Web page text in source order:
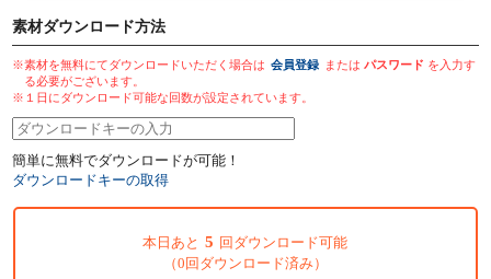
素材ダウンロード方法
※素材を無料にてダウンロードいただく場合は 会員登録 またはパスワード を入力す
る必要がございます。
※１日にダウンロード可能な回数が設定されています。
簡単に無料でダウンロードが可能！
ダウンロードキーの取得
本日あと 5 回ダウンロード可能
（0回ダウンロード済み）